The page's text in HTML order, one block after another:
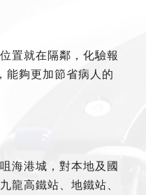
置就在隔鄰，化驗報
能夠更加節省病人的
海港城，對本地及國
龍高鐵站、地鐵站、